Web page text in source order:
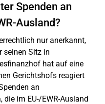
Spenden an
Ausland?
nur anerkannt,
seinen Sitz in
hat auf eine
Gerichtshofs reagiert
an
im EU-/EWR-Ausland